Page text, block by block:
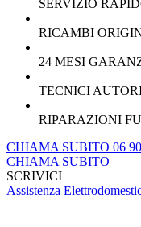
SERVIZIO
RICAMBI
24 MESI
TECNICI
RIPARAZIONI
CHIAMA SUBITO 06
CHIAMA SUBITO
SCRIVICI
Assistenza